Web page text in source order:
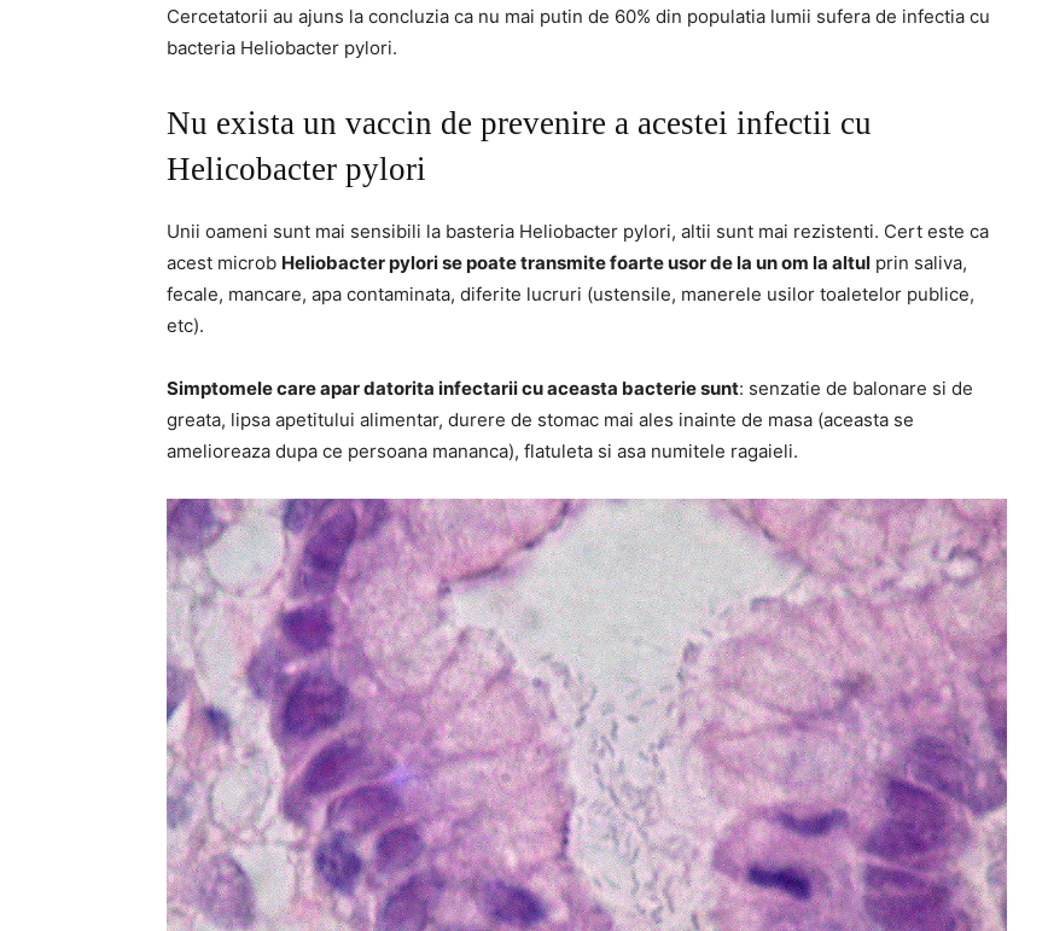
Cercetatorii au ajuns la concluzia ca nu mai putin de 60% din populatia lumii sufera de infectia cu
bacteria Heliobacter pylori.
Nu exista un vaccin de prevenire a acestei infectii cu
Helicobacter pylori
Unii oameni sunt mai sensibili la basteria Heliobacter pylori, altii sunt mai rezistenti. Cert este ca
acest microb Heliobacter pylori se poate transmite foarte usor de la un om la altul prin saliva,
fecale, mancare, apa contaminata, diferite lucruri (ustensile, manerele usilor toaletelor publice,
etc).
Simptomele care apar datorita infectarii cu aceasta bacterie sunt: senzatie de balonare si de
greata, lipsa apetitului alimentar, durere de stomac mai ales inainte de masa (aceasta se
amelioreaza dupa ce persoana mananca), flatuleta si asa numitele ragaieli.